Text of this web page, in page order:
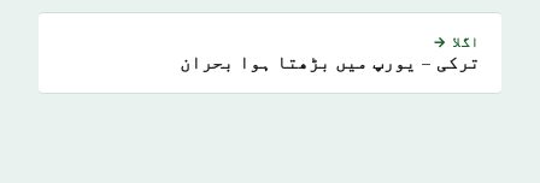
اگلا →
ترکی – یورپ میں بڑھتا ہوا بحران